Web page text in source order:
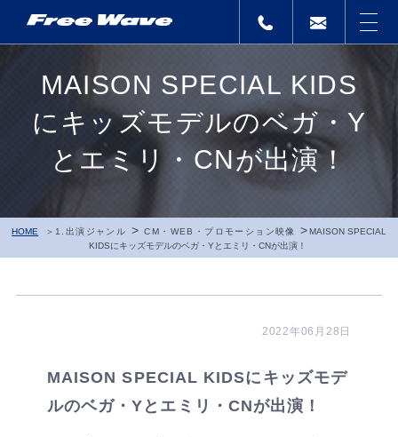
MAISON SPECIAL KIDS
にキッズモデルのベガ・Y
とエミリ・CNが出演！
HOME 1.出演ジャンル >CM・WEB・プロモーション映像 >MAISON SPECIAL
KIDSにキッズモデルのベガ・Yとエミリ・CNが出演！
2022年06月28日
MAISON SPECIAL KIDSにキッズモデ
ルのベガ・Yとエミリ・CNが出演！